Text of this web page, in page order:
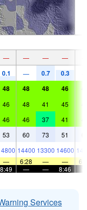
— — — —
0.1 — 0.7 0.3
48 48 48 46
46 48 41 45
46 46 37 41
53 60 73 51
14400 13300 14600
— 6:28 — —
8:49 — — 8:46
Services